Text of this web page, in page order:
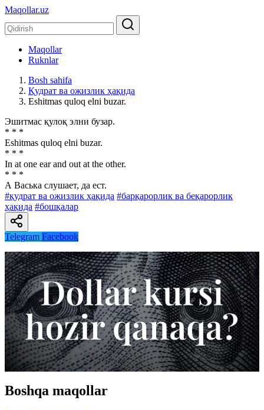
Maqollar.uz
Maqollar
Ruknlar
Bosh sahifa
Қудрат ва ожизлик ҳақида
Eshitmas quloq elni buzar.
Эшитмас қулоқ элни бузар.
* * *
Eshitmas quloq elni buzar.
* * *
In at one ear and out at the other.
* * *
А Васька слушает, да ест.
#қудрат ва ожизлик ҳақида #барқарорлик ва беқарорлик
ҳақида #бошқалар
Telegram Facebook
Boshqa maqollar